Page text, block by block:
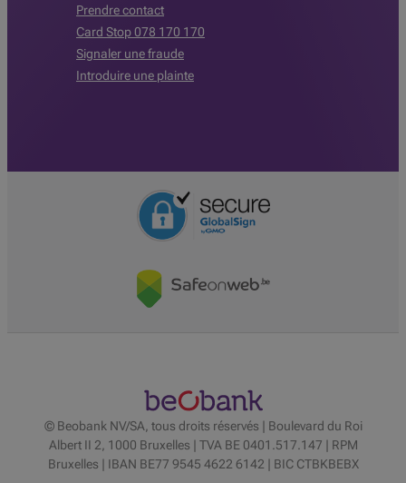
Prendre contact
Card Stop 078 170 170
Signaler une fraude
Introduire une plainte
© Beobank NV/SA, tous droits réservés | Boulevard du Roi
Albert II 2, 1000 Bruxelles | TVA BE 0401.517.147 | RPM
Bruxelles | IBAN BE77 9545 4622 6142 | BIC CTBKBEBX